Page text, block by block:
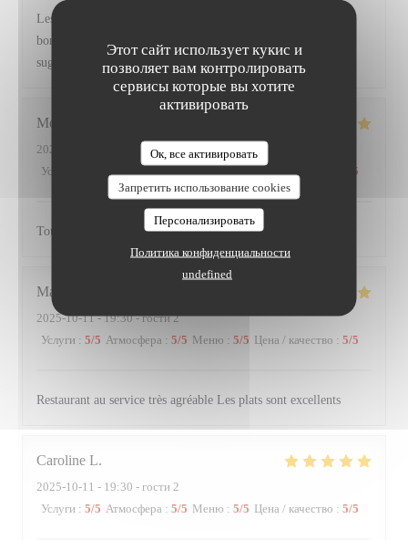
Этот сайт использует кукис и
позволяет вам контролировать
сервисы которые вы хотите
активировать
Ок, все активировать
Запретить использование cookies
Персонализировать
Политика конфиденциальности
undefined
Les propositions de plats sont originales, bien préparés et très
bons. L'équipe est aux petits soins pour les convives et la
suggestion de vin nous a beaucoup plus.
Morgane
2025-10-25
- 19:30 - гости 3
Услуги
Атмосфера: 5/5 Меню: 5/5 Цена / качество /5
Tout !
Marie
2025-10-11- 19:30 - гости 2
Услуги : 5/5 Атмосфера : 5/5 Меню : 5/5 Цена / качество : 5/5
Restaurant au service très agréable Les plats sont excellents
Caroline L
2025-10-11 - 19:30 - гости 2
Услуги : 5/5 Атмосфера : 5/5 Меню : 5/5 Цена / качество : 5/5